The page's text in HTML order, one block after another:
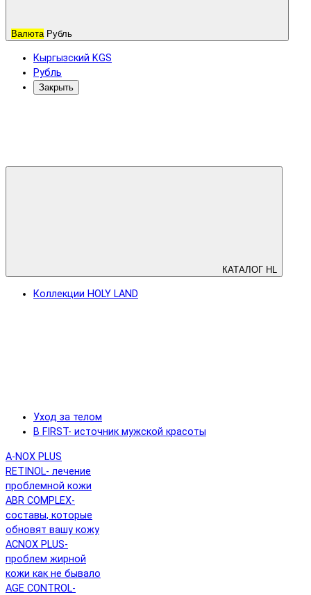
Валюта Рубль
Кыргызский KGS
Рубль
Закрыть
КАТАЛОГ HL
Коллекции HOLY LAND
Уход за телом
B FIRST- источник мужской красоты
A-NOX PLUS
RETINOL- лечение
проблемной кожи
ABR COMPLEX-
составы, которые
обновят вашу кожу
ACNOX PLUS-
проблем жирной
кожи как не бывало
AGE CONTROL-